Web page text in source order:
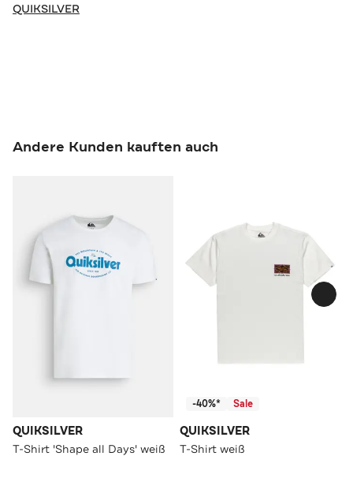
QUIKSILVER
Andere Kunden kauften auch
QUIKSILVER
T-Shirt 'Shape all Days' weiß
-40%* Sale
QUIKSILVER
T-Shirt weiß